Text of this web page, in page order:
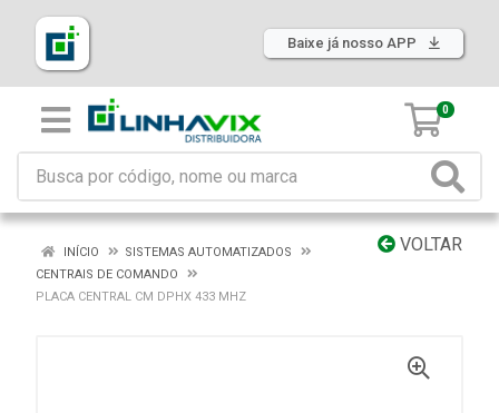
Baixe já nosso APP
0
VOLTAR
INÍCIO
SISTEMAS AUTOMATIZADOS
CENTRAIS DE COMANDO
PLACA CENTRAL CM DPHX 433 MHZ